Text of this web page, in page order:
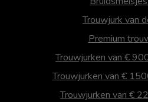
Trouwjurk van
Premium
Trouwjurken van €
Trouwjurken van €
Trouwjurken van €